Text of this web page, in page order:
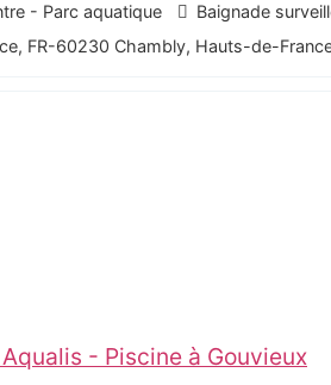
- Parc aquatique Baignade
FR-60230 Chambly, Hauts-de-
- Piscine à Gouvieux